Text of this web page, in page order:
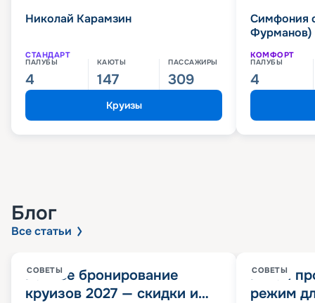
Николай Карамзин
СТАНДАРТ
ПАЛУБЫ
4
КАЮТЫ
147
ПАССАЖИРЫ
309
Круизы
Симфония
Фурманов)
КОМФОРТ
ПАЛУБЫ
4
Блог
Все статьи
СОВЕТЫ
Раннее бронирование
круизов 2027 — скидки и
СОВЕТЫ
Китай
режим